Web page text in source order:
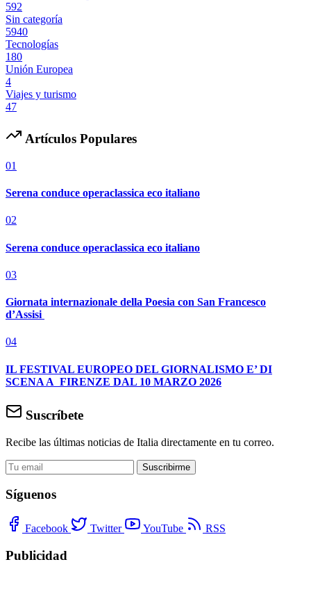
592
Sin categoría
5940
Tecnologías
180
Unión Europea
4
Viajes y turismo
47
Artículos Populares
01
Serena conduce operaclassica eco italiano
02
Serena conduce operaclassica eco italiano
03
Giornata internazionale della Poesia con San Francesco
d’Assisi
04
IL FESTIVAL EUROPEO DEL GIORNALISMO E’ DI
SCENA A FIRENZE DAL 10 MARZO 2026
Suscríbete
Recibe las últimas noticias de Italia directamente en tu correo.
Suscribirme
Síguenos
Facebook Twitter YouTube RSS
Publicidad